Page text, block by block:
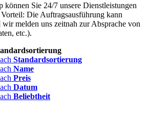
können Sie 24/7 unsere Dienstleistungen
Die Auftragsausführung kann
melden uns zeitnah zur Absprache von
etc.).
Standardsortierung
Name
Preis
Datum
Beliebtheit